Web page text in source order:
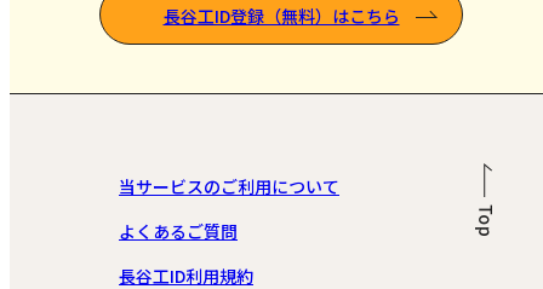
長谷工ID登録（無料）はこちら
当サービスのご利用について
長谷工ID利用規約
よくあるご質問